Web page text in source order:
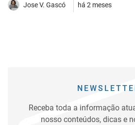
Jose V. Gascó há 2 meses
Receba toda a informação
nosso conteúdos, dicas e